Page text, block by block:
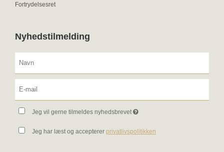
Fortrydelsesret
Nyhedstilmelding
Jeg vil gerne tilmeldes nyhedsbrevet
Jeg har læst og accepterer privatlivspolitikken